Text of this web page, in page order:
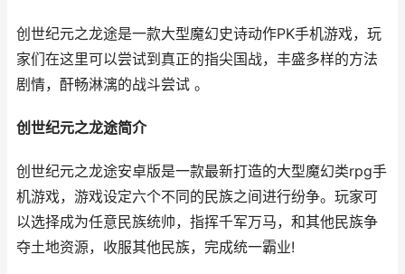
创世纪元之龙途是一款大型魔幻史诗动作PK手机游戏，玩
家们在这里可以尝试到真正的指尖国战，丰盛多样的方法
剧情，酐畅淋漓的战斗尝试 。
创世纪元之龙途简介
创世纪元之龙途安卓版是一款最新打造的大型魔幻类rpg手
机游戏，游戏设定六个不同的民族之间进行纷争。玩家可
以选择成为任意民族统帅，指挥千军万马，和其他民族争
夺土地资源，收服其他民族，完成统一霸业!